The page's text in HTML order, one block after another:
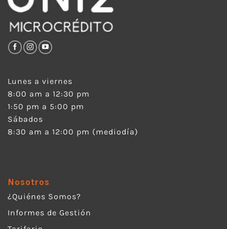
Lunes a viernes
8:00 am a 12:30 pm
1:50 pm a 5:00 pm
Sábados
8:30 am a 12:00 pm (mediodía)
Nosotros
¿Quiénes Somos?
Informes de Gestión